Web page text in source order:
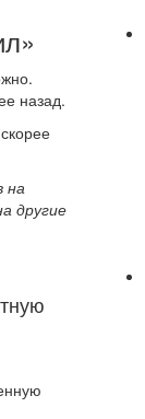
назад.
на
другие